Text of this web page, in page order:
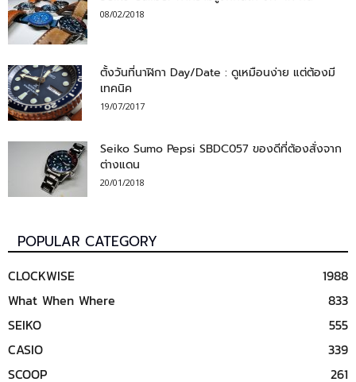
08/02/2018
ตั้งวันที่นาฬิกา Day/Date : ดูเหมือนง่าย แต่ต้องมี
เทคนิค
19/07/2017
Seiko Sumo Pepsi SBDC057 ของดีที่ต้องสั่งจาก
ต่างแดน
20/01/2018
POPULAR CATEGORY
CLOCKWISE
1988
What When Where
833
SEIKO
555
CASIO
339
SCOOP
261